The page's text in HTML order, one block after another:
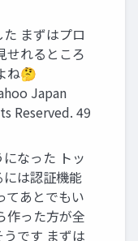
まずはプロ
せれるところ
ね🤔
Japan
Reserved. 49
なった トッ
は認証機能
てあとでもい
作った方が全
です まずは